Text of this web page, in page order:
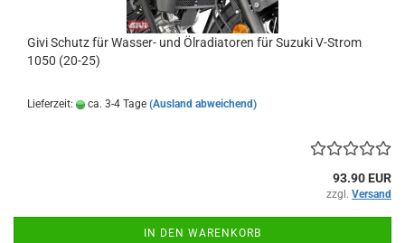
Givi Schutz für Wasser- und Ölradiatoren für Suzuki V-Strom
1050 (20-25)
Lieferzeit: ca. 3-4 Tage (Ausland abweichend)
93.90 EUR
zzgl. Versand
IN DEN WARENKORB